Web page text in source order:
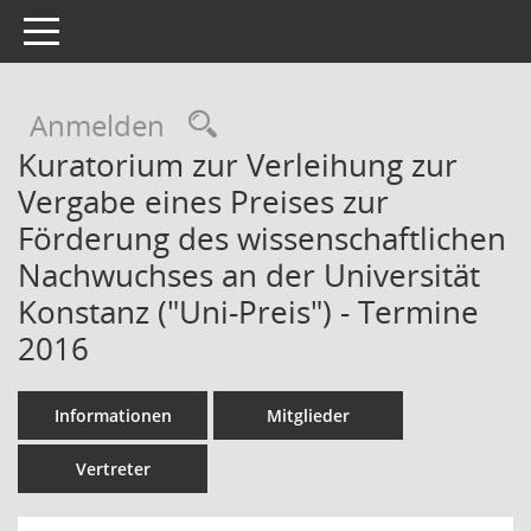
Toggle navigation
Anmelden Rechercheauswahl
Kuratorium zur Verleihung zur
Vergabe eines Preises zur
Förderung des wissenschaftlichen
Nachwuchses an der Universität
Konstanz ("Uni-Preis") - Termine
2016
Informationen Mitglieder
Vertreter